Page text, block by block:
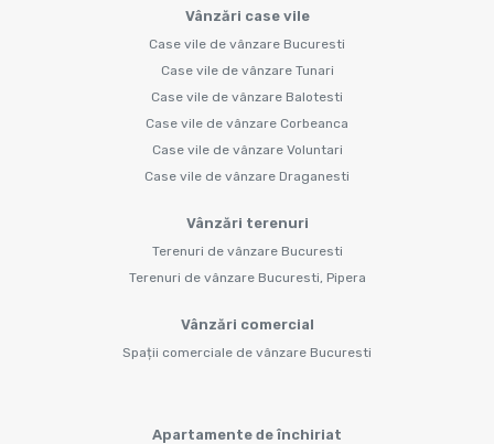
Vânzări case vile
Case vile de vânzare Bucuresti
Case vile de vânzare Tunari
Case vile de vânzare Balotesti
Case vile de vânzare Corbeanca
Case vile de vânzare Voluntari
Case vile de vânzare Draganesti
Vânzări terenuri
Terenuri de vânzare Bucuresti
Terenuri de vânzare Bucuresti, Pipera
Vânzări comercial
Spații comerciale de vânzare Bucuresti
Apartamente de închiriat